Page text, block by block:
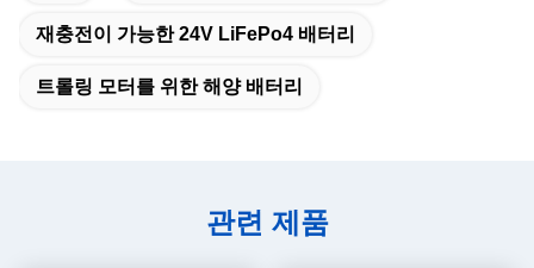
재충전이 가능한 24V LiFePo4 배터리
트롤링 모터를 위한 해양 배터리
관련 제품